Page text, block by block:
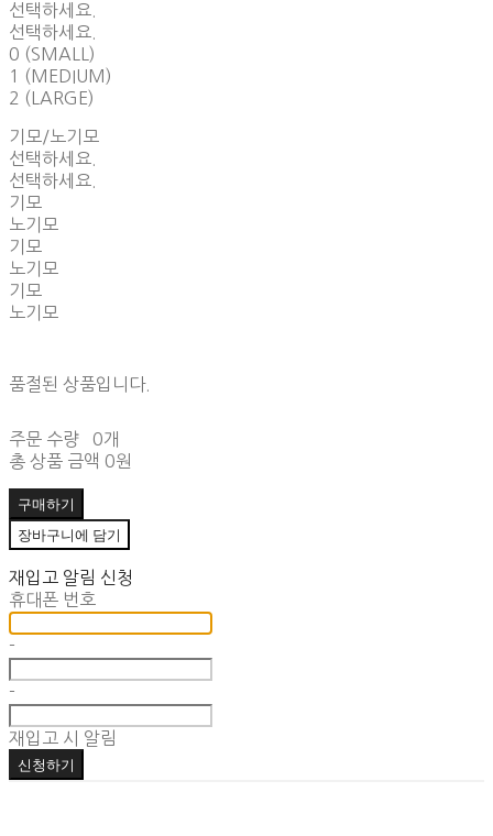
선택하세요.
선택하세요.
0 (SMALL)
1 (MEDIUM)
2 (LARGE)
기모/노기모
선택하세요.
선택하세요.
기모
노기모
기모
노기모
기모
노기모
품절된 상품입니다.
주문 수량
0개
총 상품 금액 0원
구매하기
장바구니에 담기
재입고 알림 신청
휴대폰 번호
-
-
재입고 시 알림
신청하기